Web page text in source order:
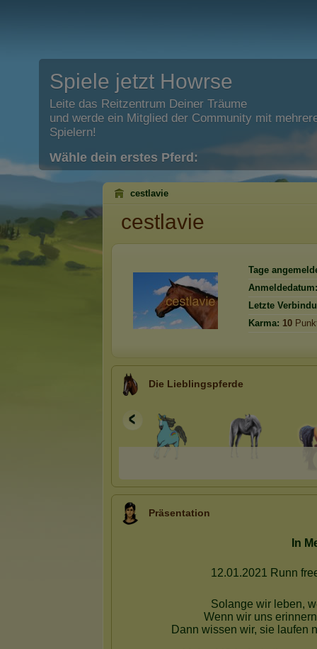
Spiele jetzt Howrse
Leite das Reitzentrum Deiner Träume
und werde ein Mitglied der Community mit
Spielern!
Wähle dein erstes Pferd:
cestlavie
cestlavie
Tage
Anmeldedatum:
Letzte
Karma: 10
Die Lieblingspferde
Präsentation